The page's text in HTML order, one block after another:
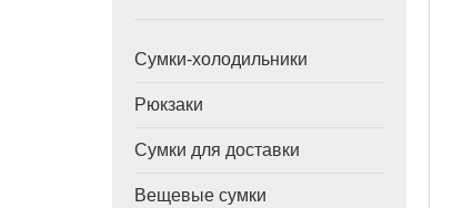
Сумки-холодильники
Рюкзаки
Сумки для доставки
Вещевые сумки